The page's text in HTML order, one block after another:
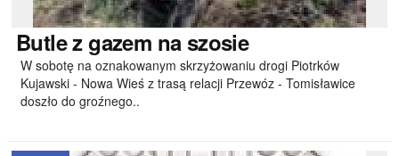
Butlez gazem na szosie
W sobotę na oznakowanym skrzyżowaniu drogi Piotrków
Kujawski - Nowa Wieś z trasą relacji Przewóz - Tomisławice
doszło do groźnego..